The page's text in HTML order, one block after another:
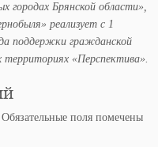
городах Брянской области»,
реализует с 1
поддержки гражданской
территориях «Перспектива».
Обязательные поля помечены